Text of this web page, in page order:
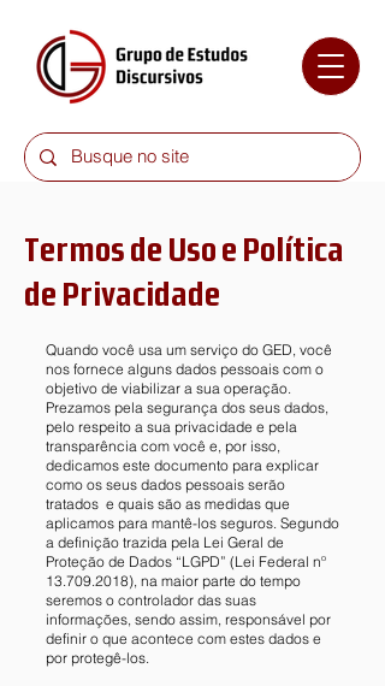
Termos de Uso e Política
de Privacidade
Quando você usa um serviço do GED, você
nos fornece alguns dados pessoais com o
objetivo de viabilizar a sua operação.
Prezamos pela segurança dos seus dados,
pelo respeito a sua privacidade e pela
transparência com você e, por isso,
dedicamos este documento para explicar
como os seus dados pessoais serão
tratados e quais são as medidas que
aplicamos para mantê-los seguros. Segundo
a definição trazida pela Lei Geral de
Proteção de Dados “LGPD” (Lei Federal nº
13.709.2018), na maior parte do tempo
seremos o controlador das suas
informações, sendo assim, responsável por
definir o que acontece com estes dados e
por protegê-los.